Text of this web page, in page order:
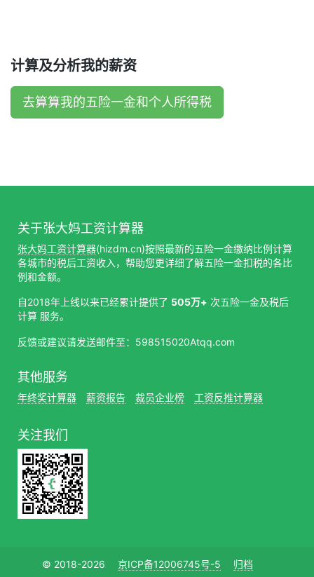
计算及分析我的薪资
去算算我的五险一金和个人所得税
关于张大妈工资计算器
张大妈工资计算器(hizdm.cn)按照最新的五险一金缴纳比例计算
各城市的税后工资收入，帮助您更详细了解五险一金扣税的各比
例和金额。
自2018年上线以来已经累计提供了 505万+ 次五险一金及税后
计算 服务。
反馈或建议请发送邮件至：598515020Atqq.com
其他服务
年终奖计算器 薪资报告 裁员企业榜 工资反推计算器
关注我们
© 2018-2026 京ICP备12006745号-5 归档